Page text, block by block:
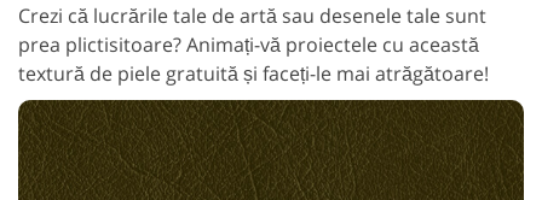
Crezi că lucrările tale de artă sau desenele tale sunt
prea plictisitoare? Animați-vă proiectele cu această
textură de piele gratuită și faceți-le mai atrăgătoare!